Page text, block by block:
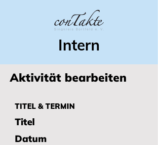
Intern
Aktivität bearbeiten
TITEL & TERMIN
Titel
Datum